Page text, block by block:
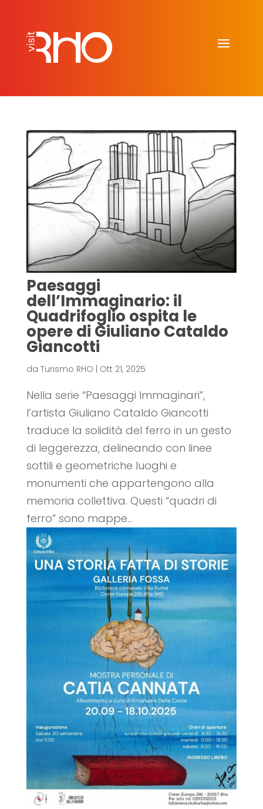
Paesaggi
dell’Immaginario: il
Quadrifoglio ospita le
opere di Giuliano Cataldo
Giancotti
da Turismo RHO Ott 21, 2025
Nella serie “Paesaggi Immaginari”,
l’artista Giuliano Cataldo Giancotti
traduce la solidità del ferro in un gesto
di leggerezza, delineando con linee
sottili e geometriche luoghi e
monumenti che appartengono alla
memoria collettiva. Questi “quadri di
ferro” sono mappe...